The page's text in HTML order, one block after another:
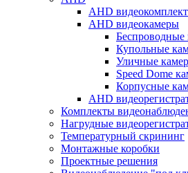
AHD
AHD видеокамеры
Беспроводные
Купольные
Уличные
Speed Dome
Корпусные
AHD
Комплекты
Нагрудные
Температурный скрининг
Монтажные коробки
Проектные решения